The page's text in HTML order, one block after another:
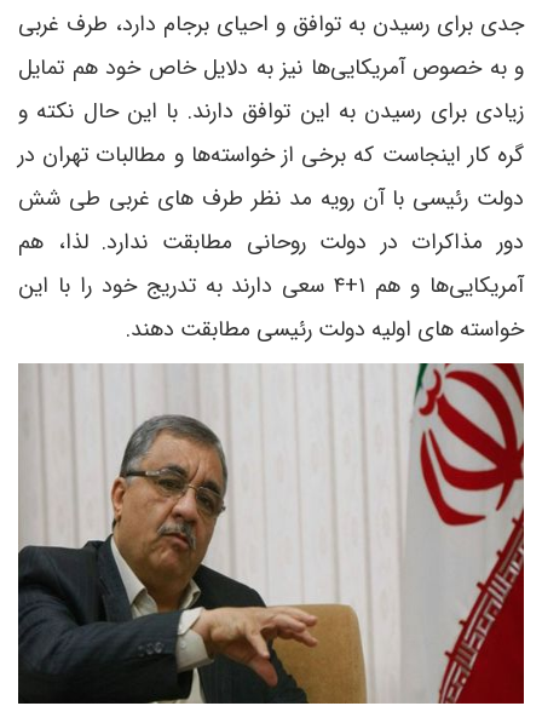
جدی برای رسیدن به توافق و احیای برجام دارد، طرف غربی
و به خصوص آمریکایی‌ها نیز به دلایل خاص خود هم تمایل
زیادی برای رسیدن به این توافق دارند. با این حال نکته و
گره کار اینجاست که برخی از خواسته‌ها و مطالبات تهران در
دولت رئیسی با آن رویه مد نظر طرف های غربی طی شش
دور مذاکرات در دولت روحانی مطابقت ندارد. لذا، هم
آمریکایی‌ها و هم ۱+۴ سعی دارند به تدریج خود را با این
خواسته های اولیه دولت رئیسی مطابقت دهند.